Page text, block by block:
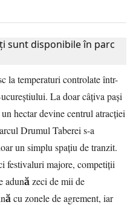
la temperaturi controlate într-
La doar câțiva pași
hectar devine centrul atracției
Drumul Taberei s-a
un simplu spațiu de tranzit.
festivaluri majore, competiții
adună zeci de mii de
cu zonele de agrement, iar